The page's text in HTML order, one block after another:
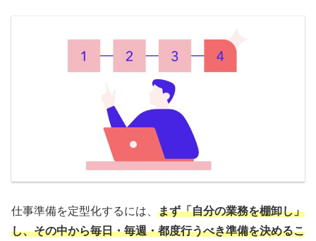
仕事準備を定型化するには、 まず「自分の業務を棚卸し」
し、その中から毎日・毎週・都度行うべき準備を決めるこ